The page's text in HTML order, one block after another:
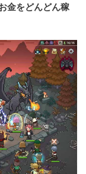
金をどんどん稼